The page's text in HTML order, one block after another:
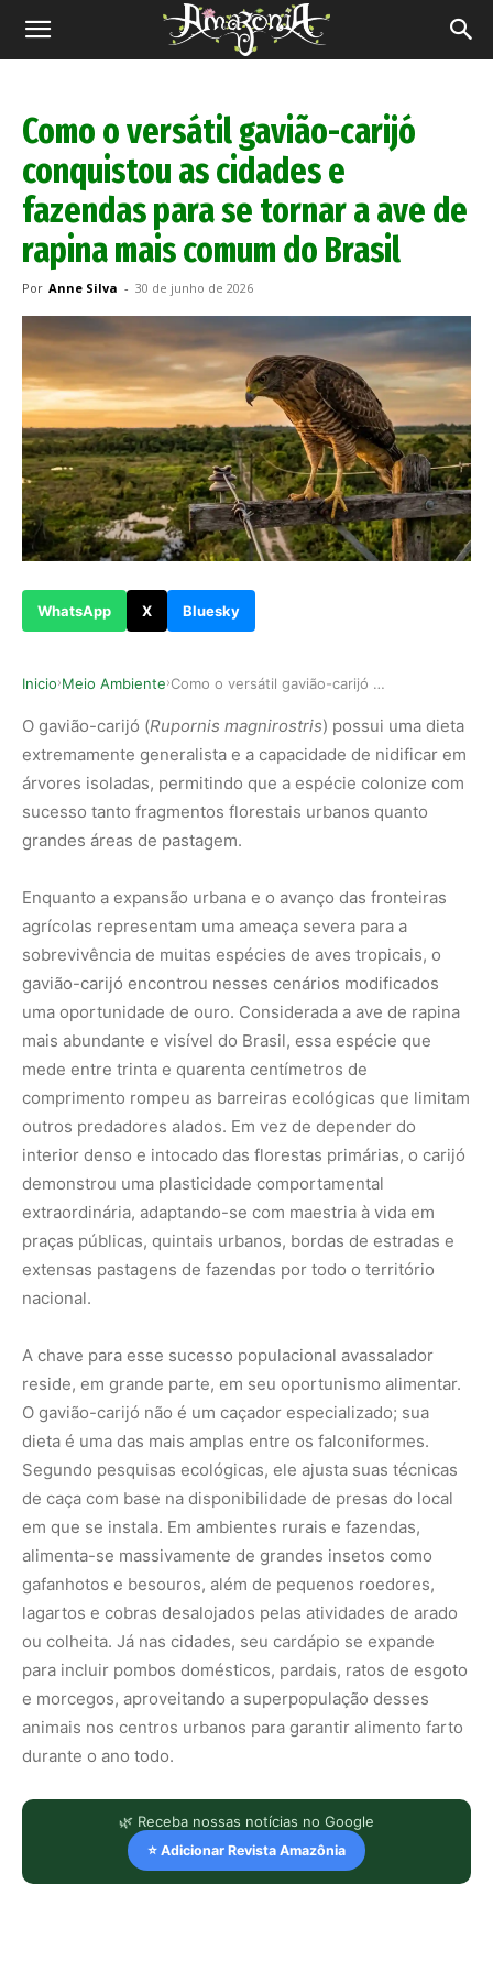
Revista
Como o versátil gavião-carijó
conquistou as cidades e
fazendas para se tornar a ave de
rapina mais comum do Brasil
Por Anne Silva - 30 de junho de 2026
WhatsApp X Bluesky
Inicio›Meio Ambiente› Como o versátil gavião-carijó conquistou as cid…
O gavião-carijó (Rupornis magnirostris) possui uma dieta
extremamente generalista e a capacidade de nidificar em
árvores isoladas, permitindo que a espécie colonize com
sucesso tanto fragmentos florestais urbanos quanto
grandes áreas de pastagem.
Enquanto a expansão urbana e o avanço das fronteiras
agrícolas representam uma ameaça severa para a
sobrevivência de muitas espécies de aves tropicais, o
gavião-carijó encontrou nesses cenários modificados
uma oportunidade de ouro. Considerada a ave de rapina
mais abundante e visível do Brasil, essa espécie que
mede entre trinta e quarenta centímetros de
comprimento rompeu as barreiras ecológicas que limitam
outros predadores alados. Em vez de depender do
interior denso e intocado das florestas primárias, o carijó
demonstrou uma plasticidade comportamental
extraordinária, adaptando-se com maestria à vida em
praças públicas, quintais urbanos, bordas de estradas e
extensas pastagens de fazendas por todo o território
nacional.
A chave para esse sucesso populacional avassalador
reside, em grande parte, em seu oportunismo alimentar.
O gavião-carijó não é um caçador especializado; sua
dieta é uma das mais amplas entre os falconiformes.
Segundo pesquisas ecológicas, ele ajusta suas técnicas
de caça com base na disponibilidade de presas do local
em que se instala. Em ambientes rurais e fazendas,
alimenta-se massivamente de grandes insetos como
gafanhotos e besouros, além de pequenos roedores,
lagartos e cobras desalojados pelas atividades de arado
ou colheita. Já nas cidades, seu cardápio se expande
para incluir pombos domésticos, pardais, ratos de esgoto
e morcegos, aproveitando a superpopulação desses
animais nos centros urbanos para garantir alimento farto
durante o ano todo.
🌿 Receba nossas notícias no Google
⭐ Adicionar Revista Amazônia